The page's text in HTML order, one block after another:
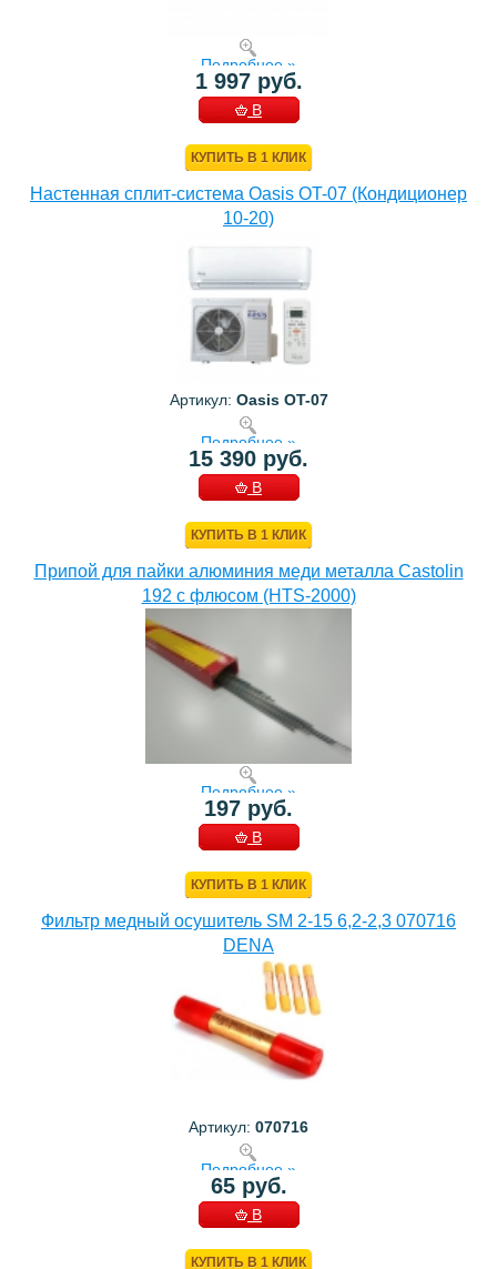
Подробнее »
1 997 руб.
В
КУПИТЬ В 1 КЛИК
Настенная сплит-система Oasis OT-07 (Кондиционер
10-20)
Артикул: Oasis OT-07
Подробнее »
15 390 руб.
В
КУПИТЬ В 1 КЛИК
Припой для пайки алюминия меди металла Castolin
192 с флюсом (HTS-2000)
Подробнее »
197 руб.
В
КУПИТЬ В 1 КЛИК
Фильтр медный осушитель SM 2-15 6,2-2,3 070716
DENA
Артикул: 070716
Подробнее »
65 руб.
В
КУПИТЬ В 1 КЛИК